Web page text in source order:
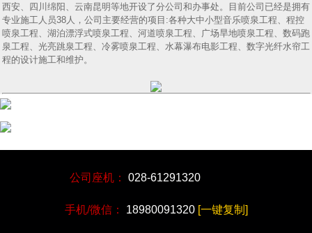
西安、四川绵阳、云南昆明等地开设了分公司和办事处。目前公司已经是拥有
专业施工人员38人，公司主要经营的项目:各种大中小型音乐喷泉工程、程控
喷泉工程、湖泊漂浮式喷泉工程、河道喷泉工程、广场旱地喷泉工程、数码跑
泉工程、光亮跳泉工程、冷雾喷泉工程、水幕瀑布电影工程、数字光纤水帘工
程的设计施工和维护。
公司座机： 028-61291320
手机/微信： 18980091320 [一键复制]